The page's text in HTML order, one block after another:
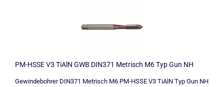
PM-HSSE V3 TiAlN GWB DIN371 Metrisch M6 Typ Gun NH
Gewindebohrer DIN371 Metrisch M6 PM-HSSE V3 TiAlN Typ Gun NH